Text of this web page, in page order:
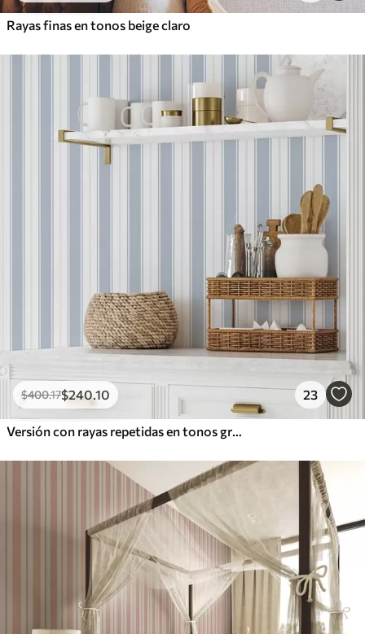
Rayas finas en tonos beige claro
$400.17$240.10 23
Versión con rayas repetidas en tonos grises y azules